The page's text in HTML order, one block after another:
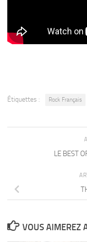
Étiquettes : Rock Français
LE BEST
VOUS AIMEREZ